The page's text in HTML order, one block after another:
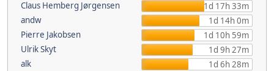
Claus Hemberg Jørgensen
1d 17h 33m
andw
1d 14h 0m
Pierre Jakobsen
1d 10h 59m
Ulrik Skyt
1d 9h 27m
alk
1d 6h 28m